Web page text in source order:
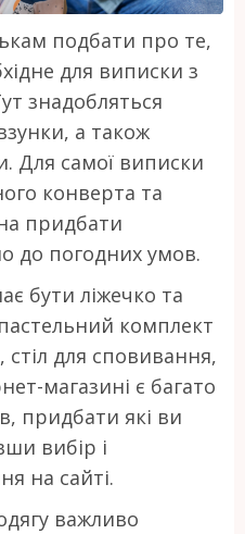
подбати про те,
для виписки з
знадобляться
а також
Для самої виписки
конверта та
придбати
до погодних умов.
бути ліжечко та
комплект
стіл для сповивання,
магазині є багато
придбати які ви
вибір і
на сайті.
важливо